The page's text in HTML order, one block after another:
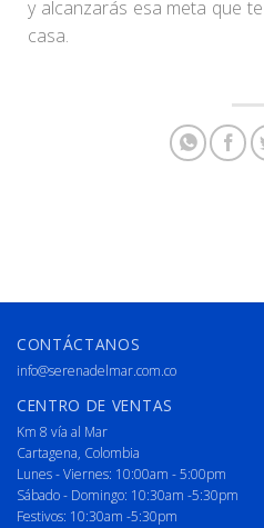
y alcanzarás esa meta que
casa.
CONTÁCTANOS
info@serenadelmar.com.co
CENTRO DE VENTAS
Km 8 vía al Mar
Cartagena, Colombia
Lunes - Viernes: 10:00am - 5:00pm
Sábado - Domingo: 10:30am -5:30pm
Festivos: 10:30am -5:30pm